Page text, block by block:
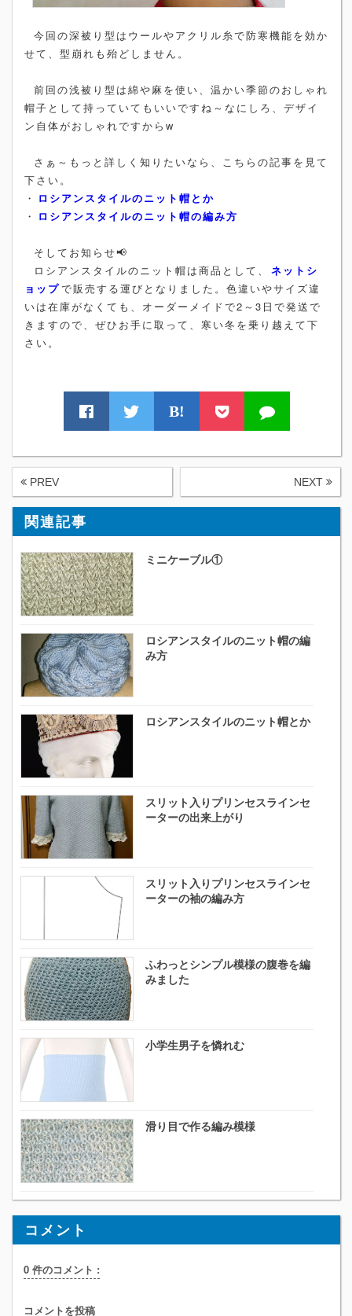
今回の深被り型はウールやアクリル糸で防寒機能を効か
せて、型崩れも殆どしません。
前回の浅被り型は綿や麻を使い、温かい季節のおしゃれ
帽子として持っていてもいいですね～なにしろ、デザイ
ン自体がおしゃれですからw
さぁ～もっと詳しく知りたいなら、こちらの記事を見て
下さい。
・ ロシアンスタイルのニット帽とか
・ ロシアンスタイルのニット帽の編み方
そしてお知らせ📢
ロシアンスタイルのニット帽は商品として、
ネットシ
ョップで販売する運びとなりました。色違いやサイズ違
いは在庫がなくても、オーダーメイドで2～3日で発送で
きますので、ぜひお手に取って、寒い冬を乗り越えて下
さい。
B!
PREV NEXT
関連記事
ミニケーブル①
ロシアンスタイルのニット帽の編
み方
ロシアンスタイルのニット帽とか
スリット入りプリンセスラインセ
ーターの出来上がり
スリット入りプリンセスラインセ
ーターの袖の編み方
ふわっとシンプル模様の腹巻を編
みました
小学生男子を憐れむ
滑り目で作る編み模様
コメント
0 件のコメント :
コメントを投稿